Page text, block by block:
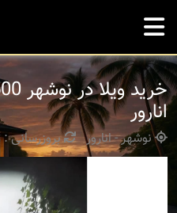
انارور
نوشهر - انارور بروزرسانی : 03 اردیبهشت 1403